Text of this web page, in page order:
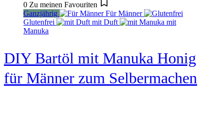
0 Zu meinen Favouriten
Ganzjährig
Für Männer
Glutenfrei
mit Duft
mit
Manuka
DIY Bartöl mit Manuka Honig
für Männer zum Selbermachen